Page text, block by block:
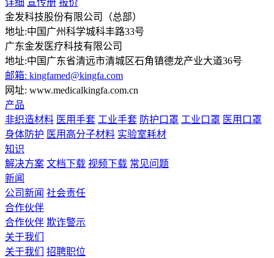
详细 宣传册 报价
金发科技股份有限公司（总部）
地址:中国广州科学城科丰路33号
广东金发医疗科技有限公司
地址:中国广东省清远市清城区石角镇德龙产业大道36号
邮箱: kingfamed@kingfa.com
网址: www.medicalkingfa.com.cn
产品
非织造材料 医用手套 工业手套 防护口罩 工业口罩 医用口罩
身体防护 医用高分子材料 实验室耗材
知识
解决方案 文档下载 视频下载 常见问题
新闻
公司新闻 社会责任
合作伙伴
合作伙伴 欺诈警示
关于我们
关于我们
招聘职位